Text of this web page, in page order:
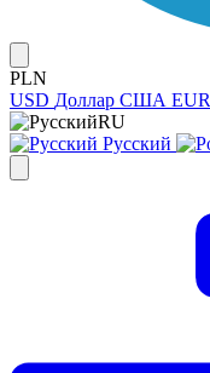
PLN
USD Доллар США EUR
RU
Русский